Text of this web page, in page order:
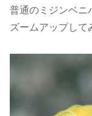
普通のミジンベニ
ズームアップして